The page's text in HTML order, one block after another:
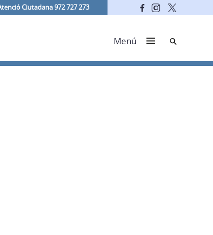
Ciutadana 972 727 273
Menú Cerca